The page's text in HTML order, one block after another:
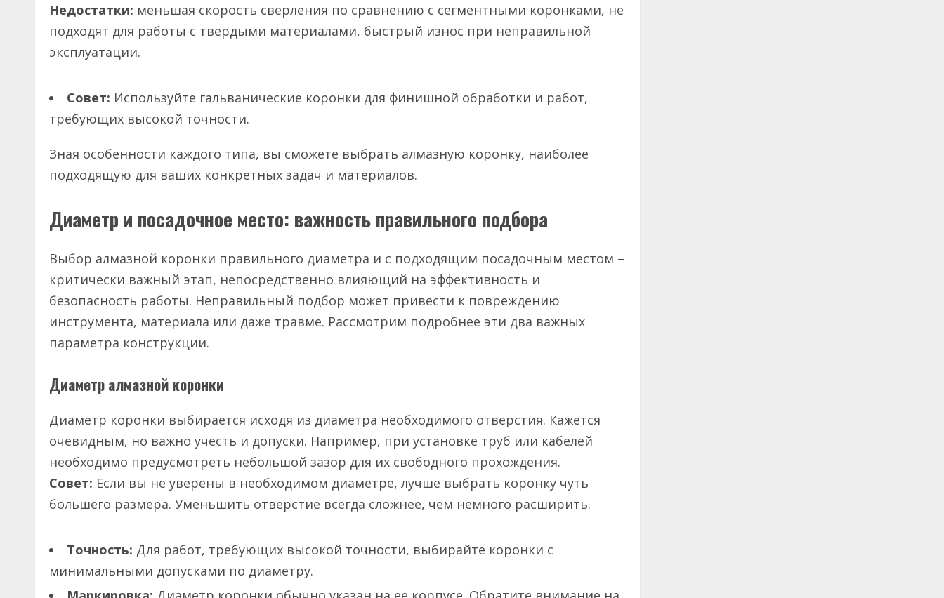
Недостатки: меньшая скорость сверления по сравнению с сегментными коронками, не
подходят для работы с твердыми материалами, быстрый износ при неправильной
эксплуатации.
Совет: Используйте гальванические коронки для финишной обработки и работ,
требующих высокой точности.
Зная особенности каждого типа, вы сможете выбрать алмазную коронку, наиболее
подходящую для ваших конкретных задач и материалов.
Диаметр и посадочное место: важность правильного подбора
Выбор алмазной коронки правильного диаметра и с подходящим посадочным местом –
критически важный этап, непосредственно влияющий на эффективность и
безопасность работы. Неправильный подбор может привести к повреждению
инструмента, материала или даже травме. Рассмотрим подробнее эти два важных
параметра конструкции.
Диаметр алмазной коронки
Диаметр коронки выбирается исходя из диаметра необходимого отверстия. Кажется
очевидным, но важно учесть и допуски. Например, при установке труб или кабелей
необходимо предусмотреть небольшой зазор для их свободного прохождения.
Совет: Если вы не уверены в необходимом диаметре, лучше выбрать коронку чуть
большего размера. Уменьшить отверстие всегда сложнее, чем немного расширить.
Точность: Для работ, требующих высокой точности, выбирайте коронки с
минимальными допусками по диаметру.